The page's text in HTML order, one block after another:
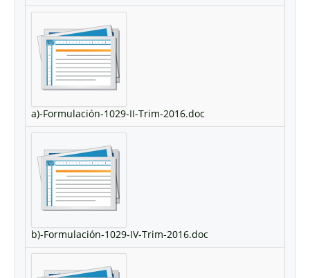
a)-Formulación-1029-II-Trim-2016.doc
b)-Formulación-1029-IV-Trim-2016.doc